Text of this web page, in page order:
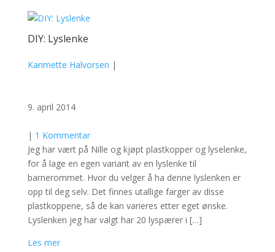
DIY: Lyslenke
Karimette Halvorsen |
9. april 2014
| 1 Kommentar
Jeg har vært på Nille og kjøpt plastkopper og lyselenke,
for å lage en egen variant av en lyslenke til
barnerommet. Hvor du velger å ha denne lyslenken er
opp til deg selv. Det finnes utallige farger av disse
plastkoppene, så de kan varieres etter eget ønske.
Lyslenken jeg har valgt har 20 lyspærer i […]
Les mer